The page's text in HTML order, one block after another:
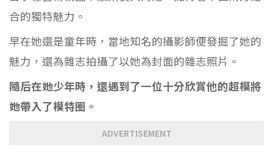
合的獨特魅力。
早在她還是童年時，當地知名的攝影師便發掘了她的
魅力，還為雜志拍攝了以她為封面的雜志照片。
隨后在她少年時，還遇到了一位十分欣賞他的超模將
她帶入了模特圈。
ADVERTISEMENT